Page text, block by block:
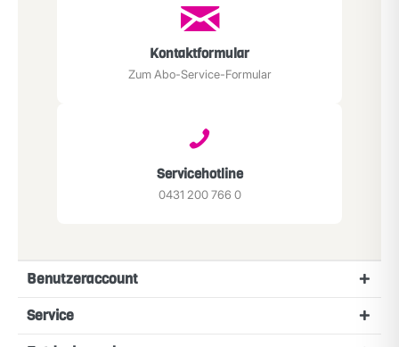
Kontaktformular
Zum Abo-Service-Formular
Servicehotline
0431 200 766 0
Benutzeraccount
Service